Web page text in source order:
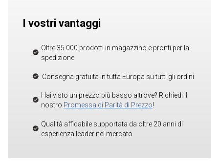
I vostri vantaggi
Oltre 35.000 prodotti in magazzino e pronti per la
spedizione
Consegna gratuita in tutta Europa su tutti gli ordini
Hai visto un prezzo più basso altrove? Richiedi il
nostro Promessa di Parità di Prezzo!
Qualità affidabile supportata da oltre 20 anni di
esperienza leader nel mercato